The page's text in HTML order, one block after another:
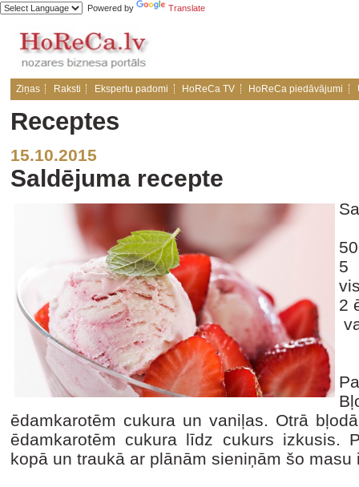
Powered by Translate
Ziņas Raksti Ekspertu padomi HoReCa TV HoReCa piedāvājumi
Receptes
15.10.2015
Saldējuma recepte
5
2
ēdamkarotēm cukura un vaniļas. Otrā
ēdamkarotēm cukura līdz cukurs izkusis.
kopā un traukā ar plānām sieniņām šo masu